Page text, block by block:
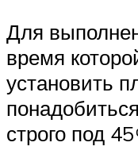
Для
время
установить
строго под